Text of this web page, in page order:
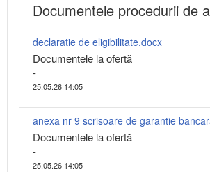
Documentele procedurii de
declaratie de eligibilitate.docx
Documentele la ofertă
-
25.05.26 14:05
anexa nr 9 scrisoare de garantie
Documentele la ofertă
-
25.05.26 14:05